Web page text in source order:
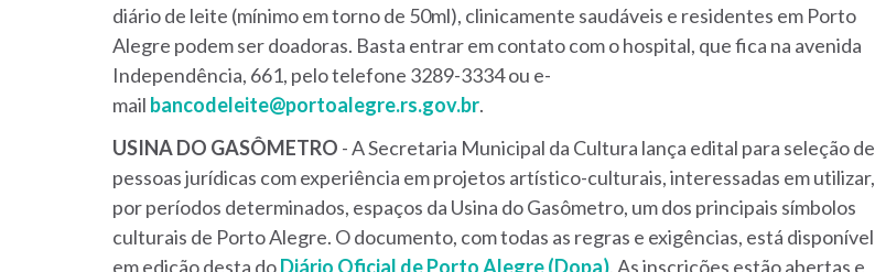
diário de leite (mínimo em torno de 50ml), clinicamente saudáveis e residentes em Porto
Alegre podem ser doadoras. Basta entrar em contato com o hospital, que fica na avenida
Independência, 661, pelo telefone 3289-3334 ou e-
mail bancodeleite@portoalegre.rs.gov.br.
USINADO GASÔMETRO - A Secretaria Municipal da Cultura lança edital para seleção de
pessoas jurídicas com experiência em projetos artístico-culturais, interessadas em utilizar,
por períodos determinados, espaços da Usina do Gasômetro, um dos principais símbolos
culturais de Porto Alegre. O documento, com todas as regras e exigências, está disponível
em edição desta doDiário Oficial de Porto Alegre (Dopa) . As inscrições estão abertas e